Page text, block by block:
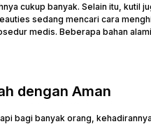
cukup banyak. Selain itu, kutil
sedang mencari cara
medis. Beberapa bahan
dengan Aman
bagi banyak orang,